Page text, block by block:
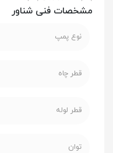
مشخصات فنی شناور
نوع پمپ
قطر چاه
قطر لوله
توان